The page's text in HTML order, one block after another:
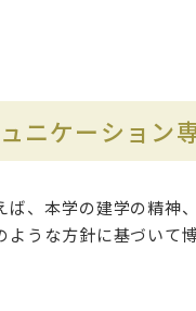
ニケーション専
、本学の建学の精神
うな方針に基づいて